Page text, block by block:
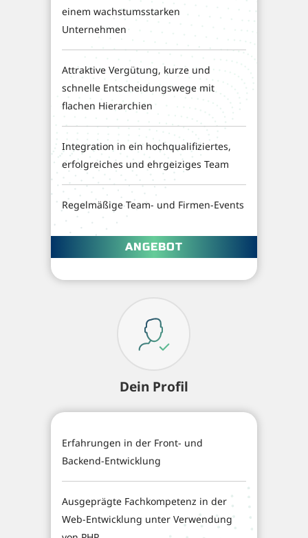
einem wachstumsstarken
Unternehmen
Attraktive Vergütung, kurze und
schnelle Entscheidungswege mit
flachen Hierarchien
Integration in ein hochqualifiziertes,
erfolgreiches und ehrgeiziges Team
Regelmäßige Team- und Firmen-Events
ANGEBOT
Dein Profil
Erfahrungen in der Front- und
Backend-Entwicklung
Ausgeprägte Fachkompetenz in der
Web-Entwicklung unter Verwendung